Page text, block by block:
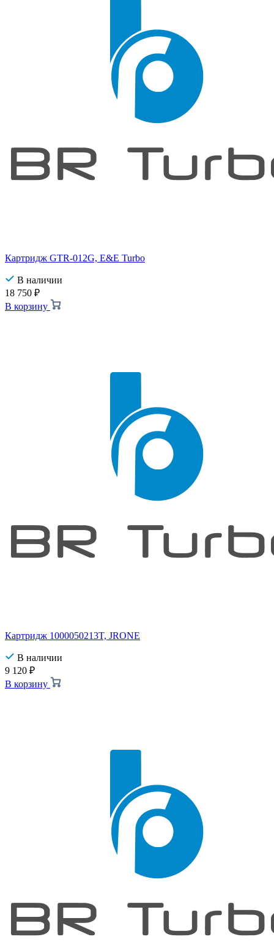
Картридж GTR-012G, E&E Turbo
В наличии
18 750 ₽
В корзину
Картридж 1000050213T, JRONE
В наличии
9 120 ₽
В корзину